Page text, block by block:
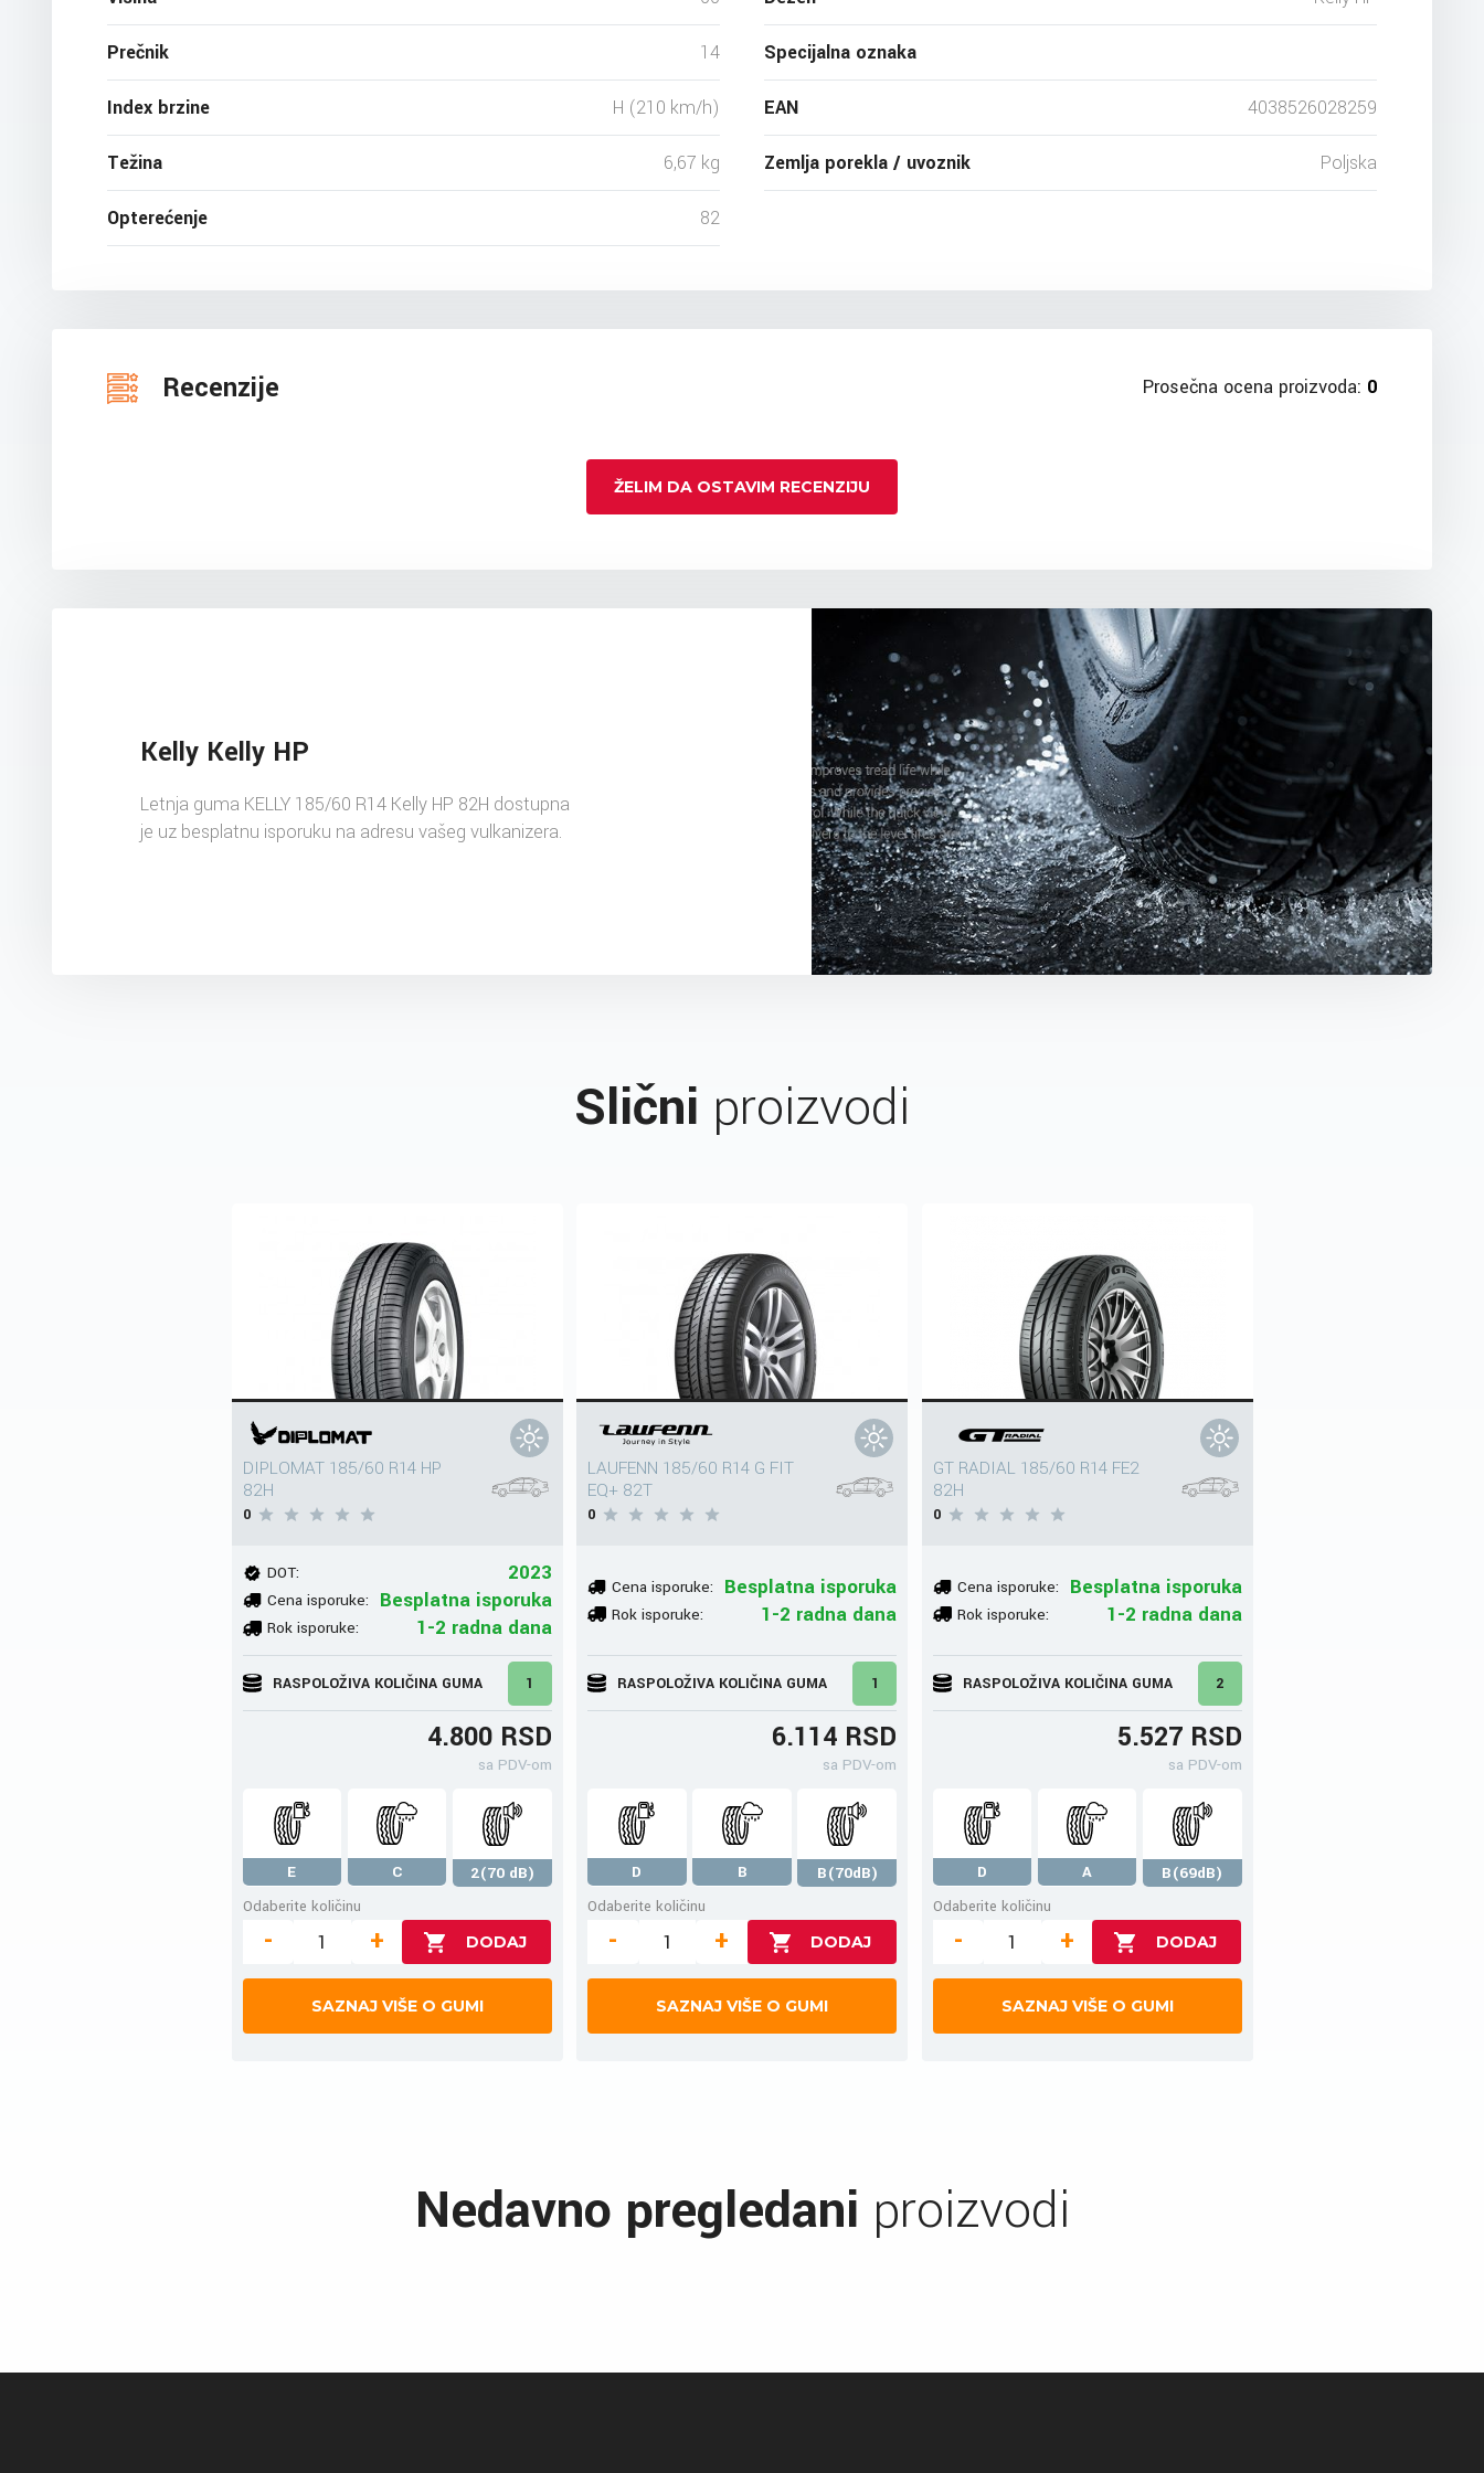
Prečnik 14
Index brzine H (210 km/h)
Težina 6,67 kg
Opterećenje 82
Specijalna oznaka
EAN 4038526028259
Zemlja porekla / uvoznik Poljska
Recenzije Prosečna ocena proizvoda: 0
ŽELIM DA OSTAVIM RECENZIJU
Kelly Kelly HP
Letnja guma KELLY 185/60 R14 Kelly HP 82H dostupna
je uz besplatnu isporuku na adresu vašeg vulkanizera.
Slični proizvodi
DIPLOMAT 185/60 R14 HP
82H
0
DOT: 2023
Cena isporuke: Besplatna isporuka
Rok isporuke: 1-2 radna dana
RASPOLOŽIVA KOLIČINA GUMA 1
4.800 RSD
sa PDV-om
E C
2(70 dB)
Odaberite količinu
- +
SAZNAJ VIŠE O GUMI
LAUFENN 185/60 R14 G FIT
EQ+ 82T
0
Cena isporuke: Besplatna isporuka
Rok isporuke: 1-2 radna dana
RASPOLOŽIVA KOLIČINA GUMA 1
6.114 RSD
sa PDV-om
D B
B(70dB)
Odaberite količinu
- +
SAZNAJ VIŠE O GUMI
GT RADIAL 185/60 R14 FE2
82H
0
Cena isporuke: Besplatna isporuka
Rok isporuke: 1-2 radna dana
RASPOLOŽIVA KOLIČINA GUMA 2
5.527 RSD
sa PDV-om
D A
B(69dB)
Odaberite količinu
- +
SAZNAJ VIŠE O GUMI
Nedavno pregledani proizvodi